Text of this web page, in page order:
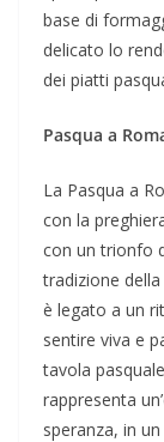
base di
delicato lo
dei piatti
Pasqua a
La Pasqua a
con la
con un trionfo
tradizione
è legato a un
sentire viva e
tavola
rappresenta
speranza, in